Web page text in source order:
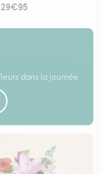
29€95
dans la journée